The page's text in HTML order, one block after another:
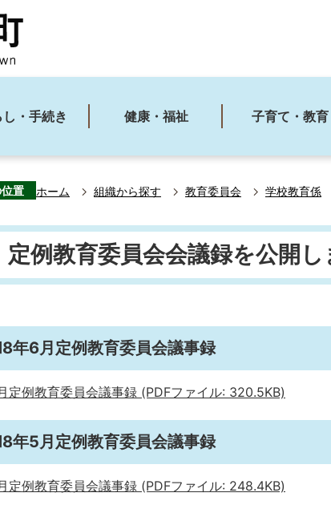
し・手続き 健康・福祉 子育て・教育
置 ホーム 組織から探す 教育委員会 学校教育係
定例教育委員会会議録を公開し
年6月定例教育委員会議事録
定例教育委員会議事録 (PDFファイル: 320.5KB)
年5月定例教育委員会議事録
定例教育委員会議事録 (PDFファイル: 248.4KB)